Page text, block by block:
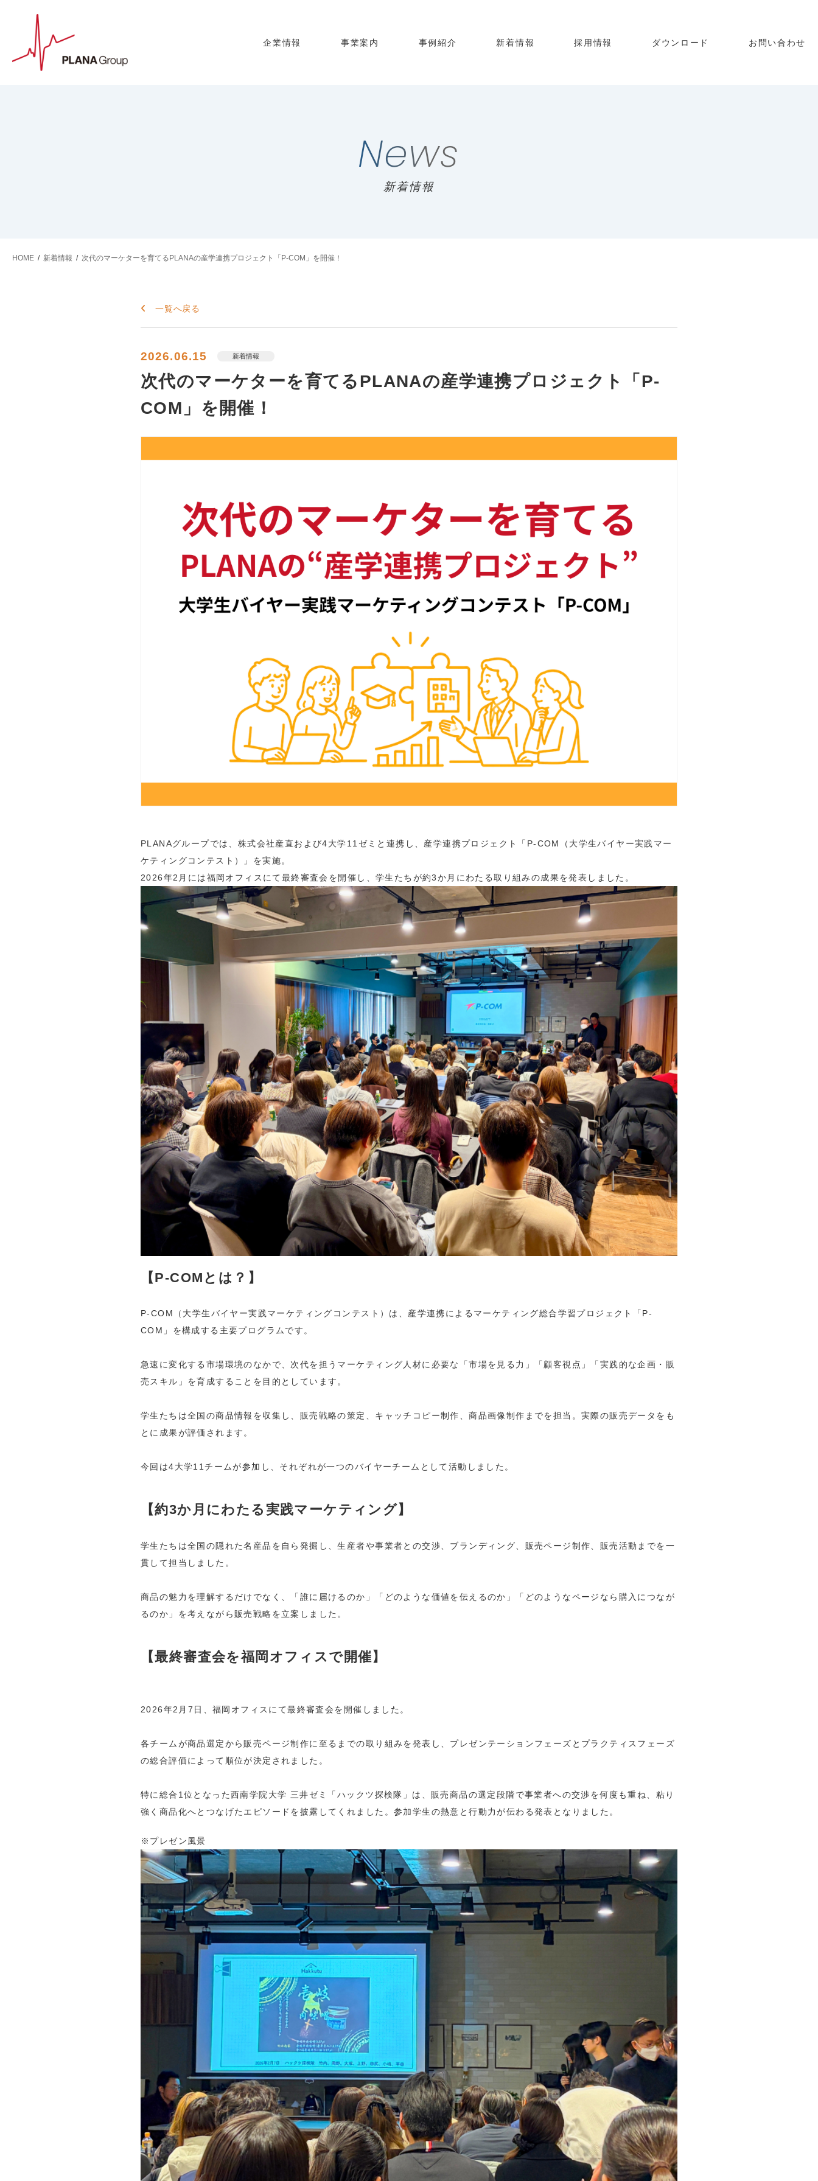
企業情報 事業案内 事例紹介 新着情報 採用情報 ダウンロード お問い合わせ
News
新着情報
HOME / 新着情報 / 次代のマーケターを育てるPLANAの産学連携プロジェクト「P-COM」を開催！
一覧へ戻る
2026.06.15 新着情報
次代のマーケターを育てるPLANAの産学連携プロジェクト「P-
COM」を開催！
PLANAグループでは、株式会社産直および4大学11ゼミと連携し、産学連携プロジェクト「P-COM（大学生バイヤー実践マー
ケティングコンテスト）」を実施。
2026年2月には福岡オフィスにて最終審査会を開催し、学生たちが約3か月にわたる取り組みの成果を発表しました。
【P-COMとは？】
P-COM（大学生バイヤー実践マーケティングコンテスト）は、産学連携によるマーケティング総合学習プロジェクト「P-
COM」を構成する主要プログラムです。
急速に変化する市場環境のなかで、次代を担うマーケティング人材に必要な「市場を見る力」「顧客視点」「実践的な企画・販
売スキル」を育成することを目的としています。
学生たちは全国の商品情報を収集し、販売戦略の策定、キャッチコピー制作、商品画像制作までを担当。実際の販売データをも
とに成果が評価されます。
今回は4大学11チームが参加し、それぞれが一つのバイヤーチームとして活動しました。
【約3か月にわたる実践マーケティング】
学生たちは全国の隠れた名産品を自ら発掘し、生産者や事業者との交渉、ブランディング、販売ページ制作、販売活動までを一
貫して担当しました。
商品の魅力を理解するだけでなく、「誰に届けるのか」「どのような価値を伝えるのか」「どのようなページなら購入につなが
るのか」を考えながら販売戦略を立案しました。
【最終審査会を福岡オフィスで開催】
2026年2月7日、福岡オフィスにて最終審査会を開催しました。
各チームが商品選定から販売ページ制作に至るまでの取り組みを発表し、プレゼンテーションフェーズとプラクティスフェーズ
の総合評価によって順位が決定されました。
特に総合1位となった西南学院大学 三井ゼミ「ハックツ探検隊」は、販売商品の選定段階で事業者への交渉を何度も重ね、粘り
強く商品化へとつなげたエピソードを披露してくれました。参加学生の熱意と行動力が伝わる発表となりました。
※プレゼン風景